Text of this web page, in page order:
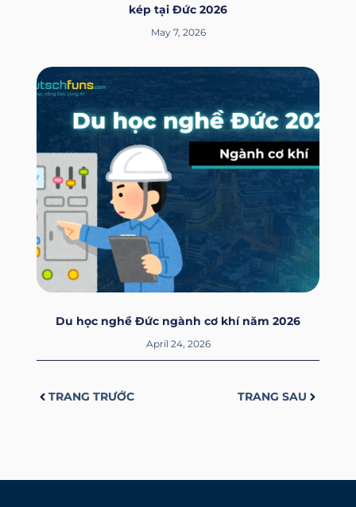
kép tại Đức 2026
May 7, 2026
Du học nghề Đức ngành cơ khí năm 2026
April 24, 2026
TRANG TRƯỚC TRANG SAU